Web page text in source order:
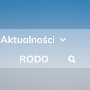
Aktualności
RODO